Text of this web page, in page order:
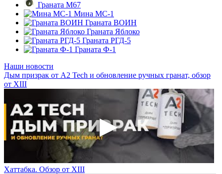
Граната М67
Мина МС-1
Граната ВОИН
Граната Яблоко
Граната РГД-5
Граната Ф-1
Наши новости
Дым призрак от А2 Tech и обновление ручных гранат, обзор
от XIII
Хаттабка. Обзор от XIII